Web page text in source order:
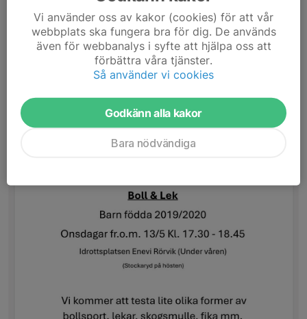
Nu är det dax!
0 kommentarer
Vi använder oss av kakor (cookies) för att vår
webbplats ska fungera bra för dig. De används
även för webbanalys i syfte att hjälpa oss att
förbättra våra tjänster.
Så använder vi cookies
Godkänn alla kakor
Bara nödvändiga